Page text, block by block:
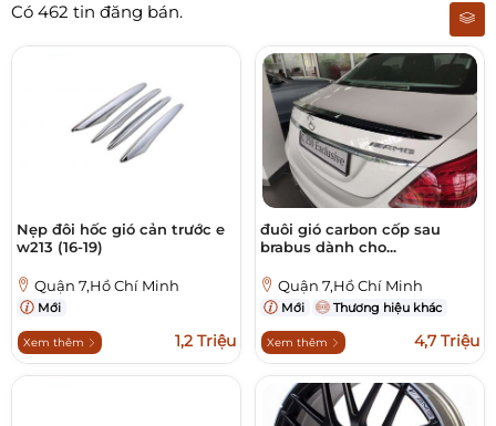
Có 462 tin đăng bán.
Nẹp đôi hốc gió cản trước e
w213 (16-19)
Quận 7,Hồ Chí Minh
Mới
Xem thêm 1,2 Triệu
đuôi gió carbon cốp sau
brabus dành cho...
Quận 7,Hồ Chí Minh
Mới Thương hiệu khác
Xem thêm 4,7 Triệu